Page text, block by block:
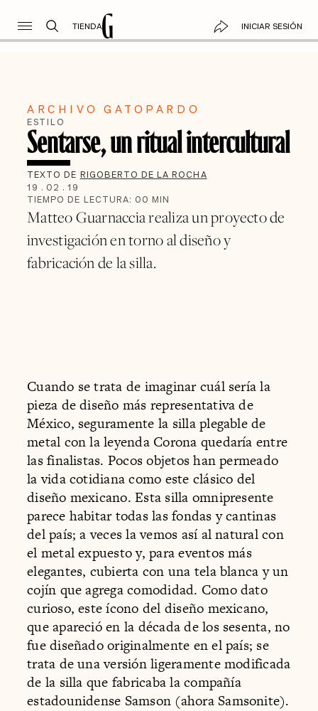
TIENDA INICIAR SESIÓN
ARCHIVO GATOPARDO
ESTILO
Sentarse, un ritual intercultural
TEXTO DE RIGOBERTO DE LA ROCHA
19 . 02 . 19
TIEMPO DE LECTURA: 00 MIN
Matteo Guarnaccia realiza un proyecto de
investigación en torno al diseño y
fabricación de la silla.
Cuando se trata de imaginar cuál sería la
pieza de diseño más representativa de
México, seguramente la silla plegable de
metal con la leyenda Corona quedaría entre
las finalistas. Pocos objetos han permeado
la vida cotidiana como este clásico del
diseño mexicano. Esta silla omnipresente
parece habitar todas las fondas y cantinas
del país; a veces la vemos así al natural con
el metal expuesto y, para eventos más
elegantes, cubierta con una tela blanca y un
cojín que agrega comodidad. Como dato
curioso, este ícono del diseño mexicano,
que apareció en la década de los sesenta, no
fue diseñado originalmente en el país; se
trata de una versión ligeramente modificada
de la silla que fabricaba la compañía
estadounidense Samson (ahora Samsonite).